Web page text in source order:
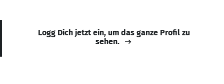
Logg Dich jetzt ein, um das ganze Profil zu
sehen.